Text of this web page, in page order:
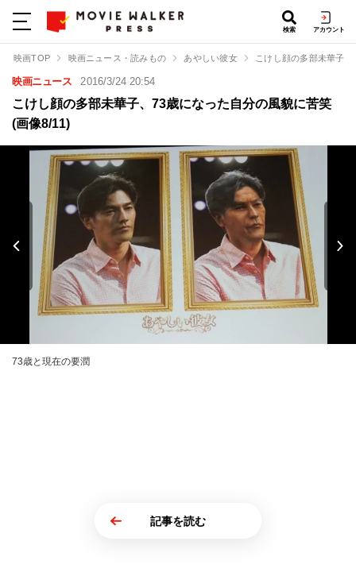
検索 アカウント
映画TOP 映画ニュース・読みもの あやしい彼女 こけし顔の多部未華子
映画ニュース 2016/3/24 20:54
こけし顔の多部未華子、73歳になった自分の風貌に苦笑
(画像8/11)
73歳と現在の要潤
記事を読む